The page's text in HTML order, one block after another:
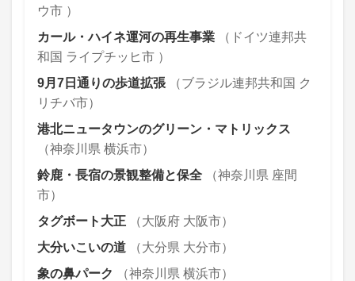
ウ市 ）
カール・ハイネ運河の再生事業
（ドイツ連邦共
和国 ライプチッヒ市 ）
9月7日通りの歩道拡張
（ブラジル連邦共和国 ク
リチバ市）
港北ニュータウンのグリーン・マトリックス
（神奈川県 横浜市）
鈴鹿・長宿の景観整備と保全
（神奈川県 座間
市）
タグボート大正
（大阪府 大阪市）
大分いこいの道
（大分県 大分市）
象の鼻パーク
（神奈川県 横浜市）